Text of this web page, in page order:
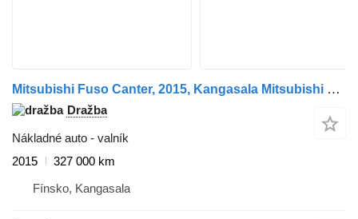
Mitsubishi Fuso Canter, 2015, Kangasala Mitsubishi Fuso Canter, 2015
Dražba
Nákladné auto - valník
2015
327 000 km
Fínsko, Kangasala